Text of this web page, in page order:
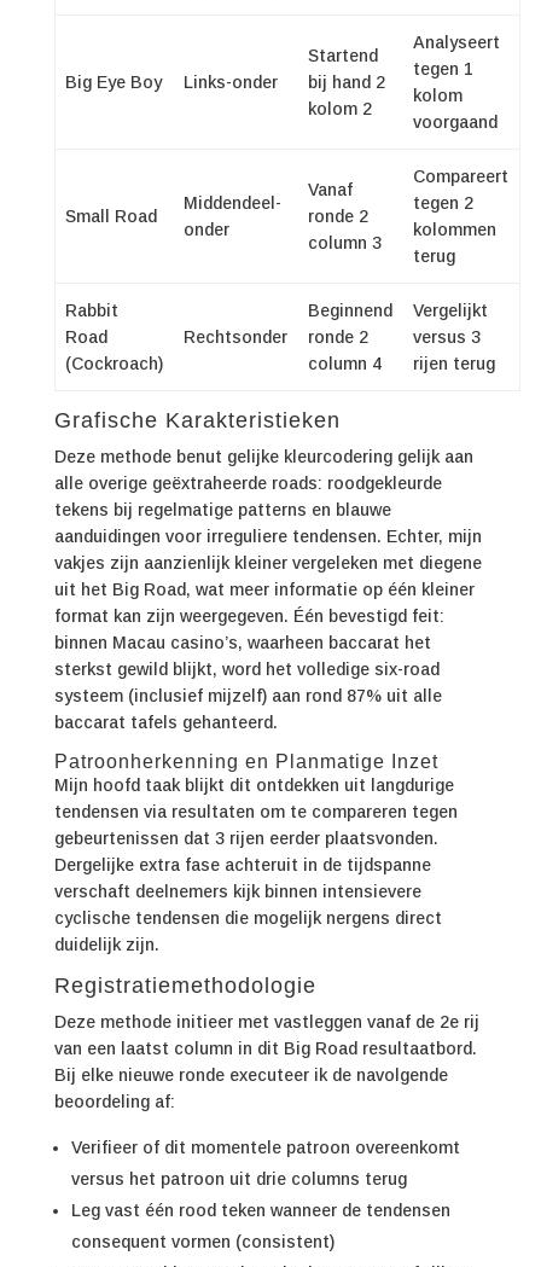
Big Eye Boy Links-onder
Startend
bij hand 2
kolom 2
Analyseert
tegen 1
kolom
voorgaand
Small Road
Middendeel-
onder
Vanaf
ronde 2
column 3
Compareert
tegen 2
kolommen
terug
Rabbit
Road
(Cockroach)
Rechtsonder
Beginnend
ronde 2
column 4
Vergelijkt
versus 3
rijen terug
Grafische Karakteristieken
Deze methode benut gelijke kleurcodering gelijk aan
alle overige geëxtraheerde roads: roodgekleurde
tekens bij regelmatige patterns en blauwe
aanduidingen voor irreguliere tendensen. Echter, mijn
vakjes zijn aanzienlijk kleiner vergeleken met diegene
uit het Big Road, wat meer informatie op één kleiner
format kan zijn weergegeven. Één bevestigd feit:
binnen Macau casino’s, waarheen baccarat het
sterkst gewild blijkt, word het volledige six-road
systeem (inclusief mijzelf) aan rond 87% uit alle
baccarat tafels gehanteerd.
Patroonherkenning en Planmatige Inzet
Mijn hoofd taak blijkt dit ontdekken uit langdurige
tendensen via resultaten om te compareren tegen
gebeurtenissen dat 3 rijen eerder plaatsvonden.
Dergelijke extra fase achteruit in de tijdspanne
verschaft deelnemers kijk binnen intensievere
cyclische tendensen die mogelijk nergens direct
duidelijk zijn.
Registratiemethodologie
Deze methode initieer met vastleggen vanaf de 2e rij
van een laatst column in dit Big Road resultaatbord.
Bij elke nieuwe ronde executeer ik de navolgende
beoordeling af:
Verifieer of dit momentele patroon overeenkomt
versus het patroon uit drie columns terug
Leg vast één rood teken wanneer de tendensen
consequent vormen (consistent)